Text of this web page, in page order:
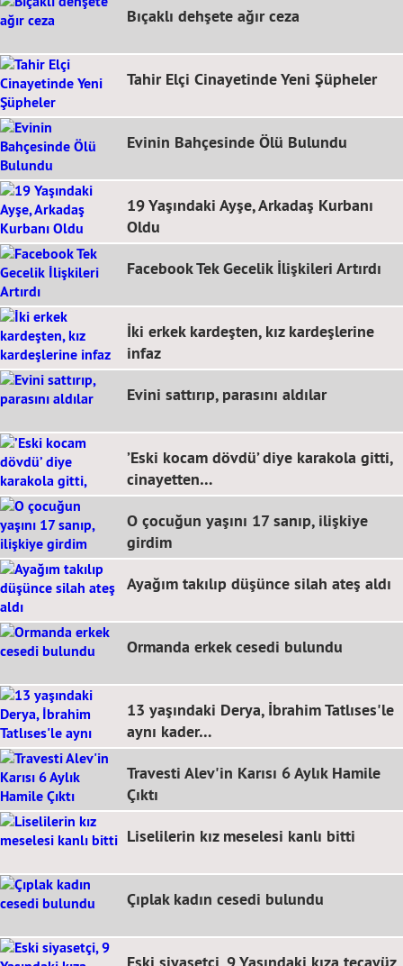
Bıçaklı dehşete ağır ceza
Tahir Elçi Cinayetinde Yeni Şüpheler
Evinin Bahçesinde Ölü Bulundu
19 Yaşındaki Ayşe, Arkadaş Kurbanı
Oldu
Facebook Tek Gecelik İlişkileri Artırdı
İki erkek kardeşten, kız kardeşlerine
infaz
Evini sattırıp, parasını aldılar
’Eski kocam dövdü’ diye karakola gitti,
cinayetten…
O çocuğun yaşını 17 sanıp, ilişkiye
girdim
Ayağım takılıp düşünce silah ateş aldı
Ormanda erkek cesedi bulundu
13 yaşındaki Derya, İbrahim Tatlıses'le
aynı kader…
Travesti Alev'in Karısı 6 Aylık Hamile
Çıktı
Liselilerin kız meselesi kanlı bitti
Çıplak kadın cesedi bulundu